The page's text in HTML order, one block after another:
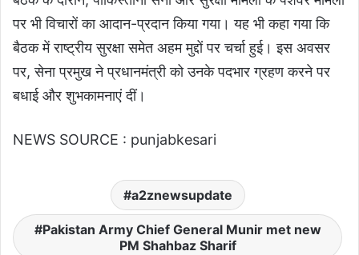
पर भी विचारों का आदान-प्रदान किया गया। यह भी कहा गया कि
बैठक में राष्ट्रीय सुरक्षा समेत अहम मुद्दों पर चर्चा हुई। इस अवसर
पर, सेना प्रमुख ने प्रधानमंत्री को उनके पदभार ग्रहण करने पर
बधाई और शुभकामनाएं दीं।
NEWS SOURCE : punjabkesari
a2znewsupdate
Pakistan Army Chief General Munir met new
PM Shahbaz Sharif